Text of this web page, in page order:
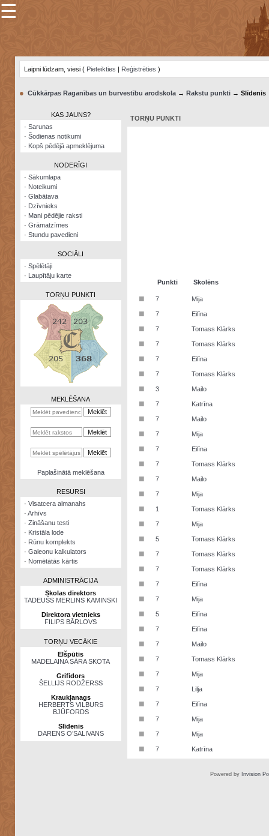
×
Šodienas
notikumi
Visatcera
almanahs
Arhīvs
Zināšanu
kalkulators
Nomētātās
☰
Laipni lūdzam, viesi ( Pieteikties | Reģistrēties )
● Cūkkārpas Raganības un burvestību arodskola→ Rakstu punkti→ Slīdenis
KAS JAUNS?
· Sarunas
· Šodienas notikumi
· Kopš pēdējā apmeklējuma
NODERĪGI
· Sākumlapa
· Noteikumi
· Glabātava
· Dzīvnieks
· Mani pēdējie raksti
· Grāmatzīmes
· Stundu pavedieni
SOCIĀLI
· Spēlētāji
· Laupītāju karte
TORŅU PUNKTI
MEKLĒŠANA
Paplašinātā meklēšana
RESURSI
· Visatcera almanahs
· Arhīvs
· Zināšanu testi
· Kristāla lode
· Rūnu komplekts
· Galeonu kalkulators
· Nomētātās kārtis
ADMINISTRĀCIJA
Skolas direktors
TADEUŠS MERLINS KAMINSKI
Direktora vietnieks
FILIPS BĀRLOVS
TORŅU VECĀKIE
Elšpūtis
MADELAINA SĀRA SKOTA
Grifidors
ŠELLIJS RODŽERSS
Kraukļanags
HERBERTS VILBURS
BJŪFORDS
Slīdenis
DARENS O’SALIVANS
TORŅU PUNKTI
Punkti Skolēns
■ 7 Mija
■ 7 Eilīna
■ 7 Tomass Klārks
■ 7 Tomass Klārks
■ 7 Eilīna
■ 7 Tomass Klārks
■ 3 Mailo
■ 7 Katrīna
■ 7 Mailo
■ 7 Mija
■ 7 Eilīna
■ 7 Tomass Klārks
■ 7 Mailo
■ 7 Mija
■ 1 Tomass Klārks
■ 7 Mija
■ 5 Tomass Klārks
■ 7 Tomass Klārks
■ 7 Tomass Klārks
■ 7 Eilīna
■ 7 Mija
■ 5 Eilīna
■ 7 Eilīna
■ 7 Mailo
■ 7 Tomass Klārks
■ 7 Mija
■ 7 Lilja
■ 7 Eilīna
■ 7 Mija
■ 7 Mija
■ 7 Katrīna
Powered by Invision